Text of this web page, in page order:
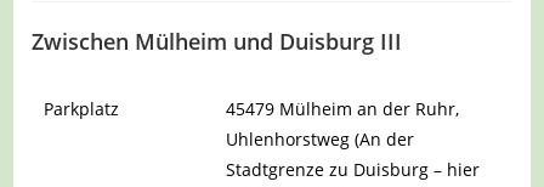
Zwischen Mülheim und Duisburg III
Parkplatz
45479 Mülheim an der Ruhr,
Uhlenhorstweg (An der
Stadtgrenze zu Duisburg – hier